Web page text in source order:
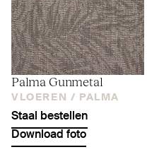
Palma Gunmetal
VLOEREN / PALMA
Staal bestellen
Download foto